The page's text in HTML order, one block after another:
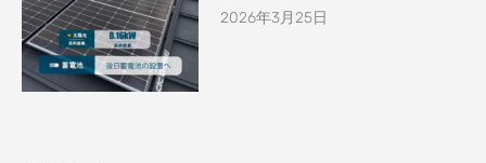
2026年3月25日